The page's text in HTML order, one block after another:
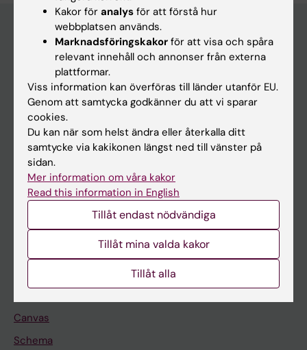
Huvudmeny
Utbildning
Forskarutbildning
Forskning
Om KI
På gång
Kalender
Canvas
Schema
Kakor för analys för att förstå hur
webbplatsen används.
Marknadsföringskakor för att visa och spåra
relevant innehåll och annonser från externa
plattformar.
Viss information kan överföras till länder utanför EU.
Genom att samtycka godkänner du att vi sparar
cookies.
Du kan när som helst ändra eller återkalla ditt
samtycke via kakikonen längst ned till vänster på
sidan.
Mer information om våra kakor
Read this information in English
Tillåt endast nödvändiga
Tillåt mina valda kakor
Tillåt alla